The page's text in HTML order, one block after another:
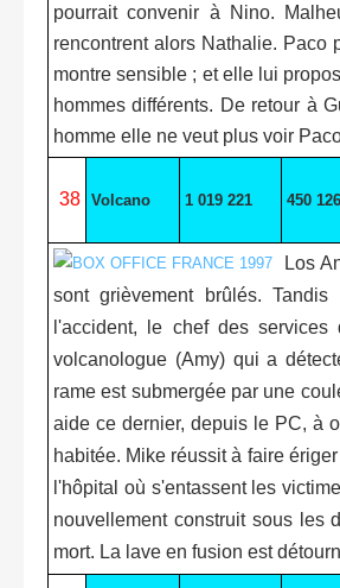
pourrait convenir à Nino.
rencontrent alors Nathalie. Paco
montre sensible ; et elle lui
hommes différents. De retour à
homme elle ne veut plus voir
38 Volcano 1 019 221 450 126
Los
sont grièvement brûlés.
l'accident, le chef des
volcanologue (Amy) qui a
rame est submergée par une
aide ce dernier, depuis le PC, à
habitée. Mike réussit à faire
l'hôpital où s'entassent les
nouvellement construit sous les
mort. La lave en fusion est